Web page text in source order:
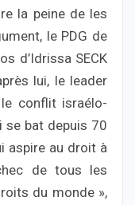
la peine de les
le PDG de
d’Idrissa SECK
lui, le leader
conflit israélo-
se bat depuis 70
aspire au droit à
de tous les
du monde »,